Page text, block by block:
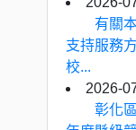
有關
支持服務
校...
2026-
彰化